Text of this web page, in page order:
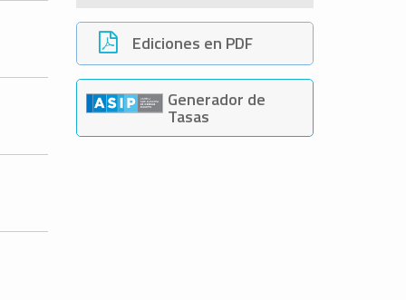
Ediciones en PDF
Generador de
Tasas